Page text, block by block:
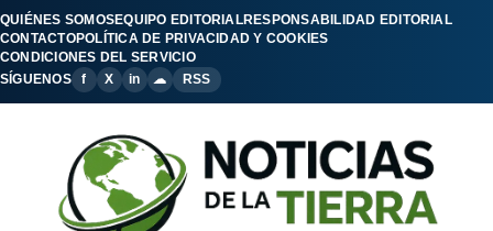
QUIÉNES SOMOSEQUIPO EDITORIALRESPONSABILIDAD EDITORIAL
CONTACTOPOLÍTICA DE PRIVACIDAD Y COOKIES
CONDICIONES DEL SERVICIO
SÍGUENOS
f X in ☁ RSS